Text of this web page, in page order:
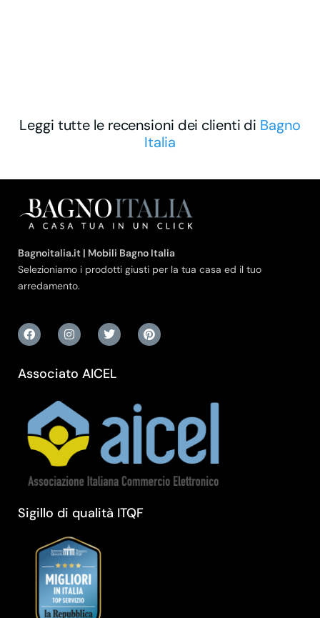
Leggi tutte le recensioni dei clienti di Bagno
Italia
Bagnoitalia.it | Mobili Bagno Italia
Selezioniamo i prodotti giusti per la tua casa ed il tuo
arredamento.
Associato AICEL
Sigillo di qualità ITQF